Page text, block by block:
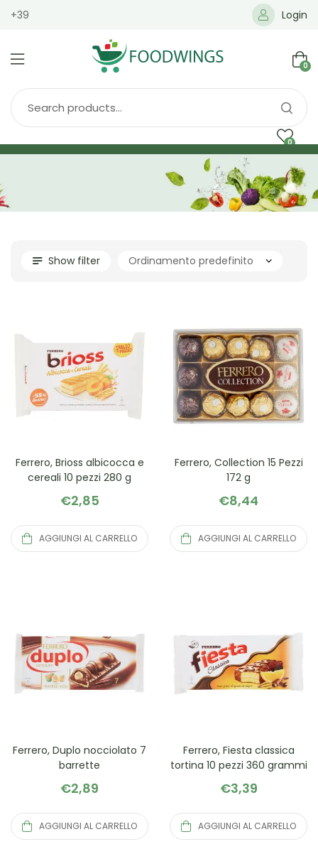
+39 Login
0
0
Shop Blog
Show filter
Ferrero, Brioss albicocca e
cereali 10 pezzi 280 g
€2,85
AGGIUNGI AL CARRELLO
Ferrero, Collection 15 Pezzi
172 g
€8,44
AGGIUNGI AL CARRELLO
Ferrero, Duplo nocciolato 7
barrette
€2,89
AGGIUNGI AL CARRELLO
Ferrero, Fiesta classica
tortina 10 pezzi 360 grammi
€3,39
AGGIUNGI AL CARRELLO